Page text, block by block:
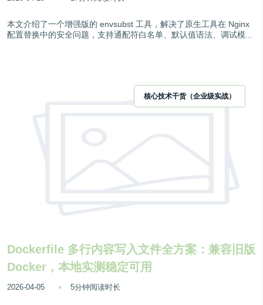
本文介绍了一个增强版的 envsubst 工具，解决了原生工具在 Nginx
配置替换中的安全问题，支持通配符白名单、默认值语法、调试模...
核心技术干货（企业级实战）
Dockerfile 多行内容写入文件全方案：兼容旧版
Docker，本地实测稳定可用
2026-04-05 5分钟阅读时长